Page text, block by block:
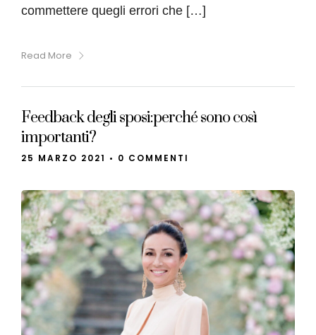
commettere quegli errori che […]
Read More
Feedback degli sposi:perché sono così
importanti?
25 MARZO 2021 • 0 COMMENTI